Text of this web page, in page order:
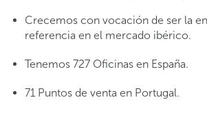
Crecemos con vocación de ser la
referencia en el mercado ibérico.
Tenemos 727 Oficinas en España.
71 Puntos de venta en Portugal.